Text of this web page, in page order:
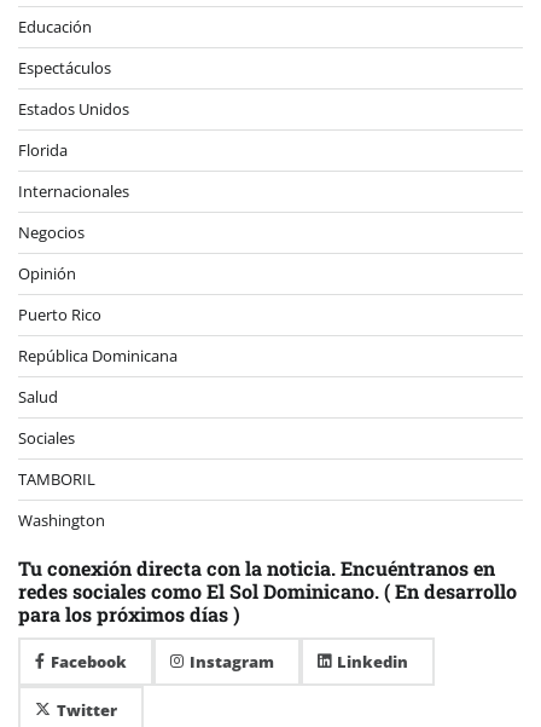
Educación
Espectáculos
Estados Unidos
Florida
Internacionales
Negocios
Opinión
Puerto Rico
República Dominicana
Salud
Sociales
TAMBORIL
Washington
Tu conexión directa con la noticia. Encuéntranos en
redes sociales como El Sol Dominicano. ( En desarrollo
para los próximos días )
Facebook Instagram Linkedin
Twitter